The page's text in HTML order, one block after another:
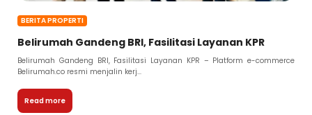
BERITA PROPERTI
Belirumah Gandeng BRI, Fasilitasi Layanan KPR
Belirumah Gandeng BRI, Fasilitasi Layanan KPR – Platform e-commerce
Belirumah.co resmi menjalin kerj...
Read more